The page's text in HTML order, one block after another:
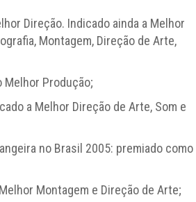
Direção. Indicado ainda a Melhor
Montagem, Direção de Arte,
Melhor Produção;
a Melhor Direção de Arte, Som e
no Brasil 2005: premiado como
Montagem e Direção de Arte;